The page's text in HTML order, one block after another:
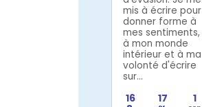
mis à écrire pour
donner forme à
mes sentiments,
à mon monde
intérieur et à ma
volonté d'écrire
sur...
16
17
1